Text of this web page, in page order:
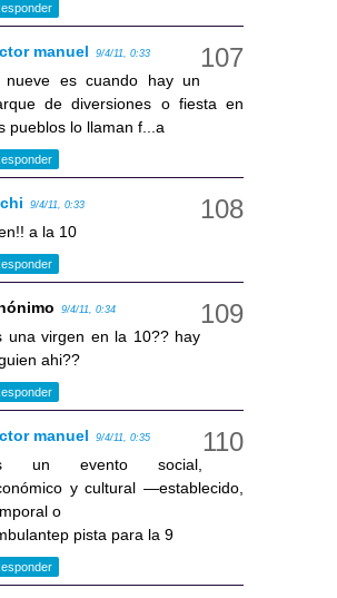
manuel 9/4/11, 0:33
nueve es cuando hay un
de diversiones o fiesta en
pueblos lo llaman f...a
9/4/11, 0:33
a la 10
9/4/11, 0:34
una virgen en la 10?? hay
ahi??
manuel 9/4/11, 0:35
un evento social,
y cultural —establecido,
o
pista para la 9